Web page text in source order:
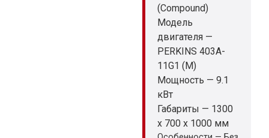
(Compound)
Модель
двигателя —
PERKINS 403A-
11G1 (M)
Мощность — 9.1
кВт
Габариты — 1300
x 700 x 1000 мм